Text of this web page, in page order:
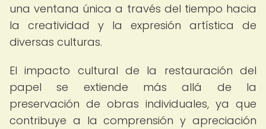
una ventana única a través del tiempo hacia
la creatividad y la expresión artística de
diversas culturas.
El impacto cultural de la restauración del
papel se extiende más allá de la
preservación de obras individuales, ya que
contribuye a la comprensión y apreciación